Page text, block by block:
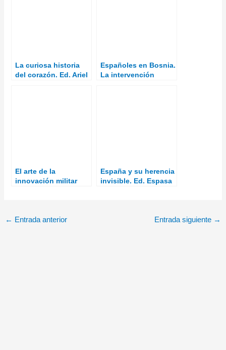
La curiosa historia
del corazón. Ed. Ariel
Españoles en Bosnia.
La intervención
El arte de la
innovación militar
España y su herencia
invisible. Ed. Espasa
← Entrada anterior Entrada siguiente →